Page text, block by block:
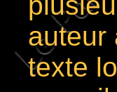
auteur
texte